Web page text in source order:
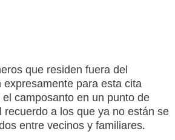
que residen fuera del
para esta cita
camposanto en un punto de
a los que ya no están se
entre vecinos y familiares.